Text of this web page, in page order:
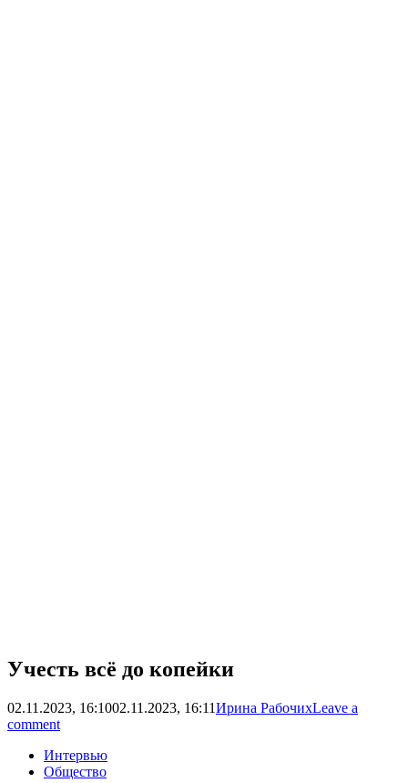
Учесть всё до копейки
02.11.2023, 16:1002.11.2023, 16:11Ирина РабочихLeave a
comment
Интервью
Общество